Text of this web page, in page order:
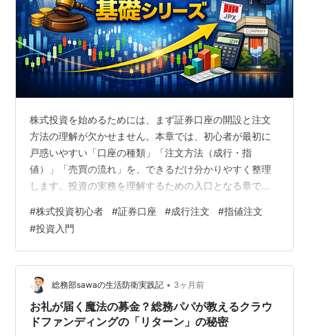
株式投資を始めるためには、まず証券口座の開設と注文
方法の理解が欠かせません。本章では、初心者が最初に
戸惑いやすい「口座の種類」「注文方法（成行・指
値）」「売買の流れ」を、できるだけ分かりやすく整理
します。投資の実務を理解するための入口となる章で
定・NISA）・注文方法（成行注文・指値注文）の違い・
株式の売買が成立する仕組み・初心者が最初に覚えるべ
き取引の流れ・取引で注意すべきポイント
#株式投資初心者 #証券口座 #成行注文 #指値注文
#投資入門
総務部sawaの生活防衛実践記 • 3ヶ月前
お礼が届く魔法の募金？総務パパが教えるクラウ
ドファンディングの「リターン」の秘密